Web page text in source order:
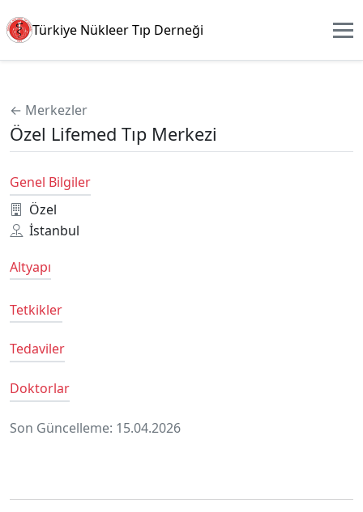
Türkiye Nükleer Tıp Derneği
← Merkezler
Özel Lifemed Tıp Merkezi
Genel Bilgiler
Özel
İstanbul
Altyapı
Tetkikler
Tedaviler
Doktorlar
Son Güncelleme: 15.04.2026